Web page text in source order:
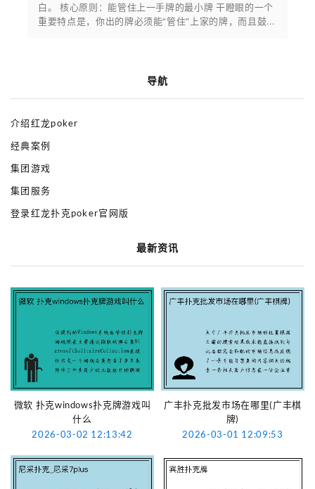
白。 核心原则：能管住上一手牌的最小牌 干瞪眼的一个
重要特点是，你出的牌必须能“管住”上家的牌，而且鼓...
导航
介绍红龙poker
经典案例
集团游戏
集团服务
登录红龙扑克poker官网版
最新资讯
微软 扑克windows扑克牌游戏叫
什么
2026-03-02 12:13:42
广丰扑克批发市场在哪里(广丰棋
牌)
2026-03-01 12:09:53